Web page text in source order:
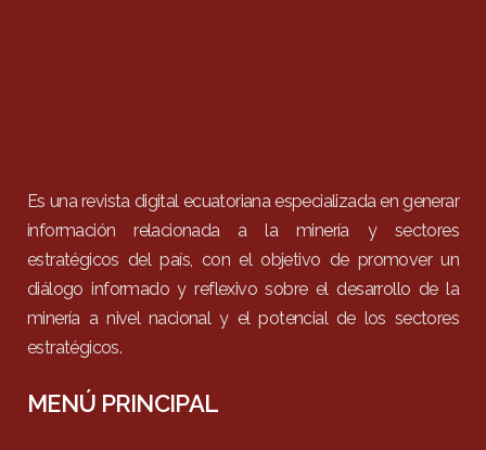
Es una revista digital ecuatoriana especializada en generar
información relacionada a la minería y sectores
estratégicos del país, con el objetivo de promover un
diálogo informado y reflexivo sobre el desarrollo de la
minería a nivel nacional y el potencial de los sectores
estratégicos.
MENÚ PRINCIPAL